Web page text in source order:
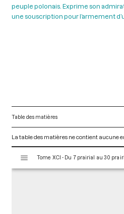
peuple polonais. Exprime son
une souscription pour l’armement
Table des matières
La table des matières ne contient aucune
s